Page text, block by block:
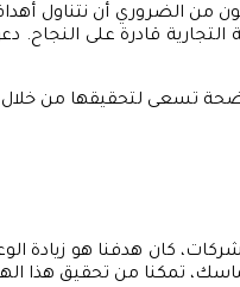
الضروري أن نتناول
قادرة على
تسعى لتحقيقها من خلال
كان هدفنا هو زيادة